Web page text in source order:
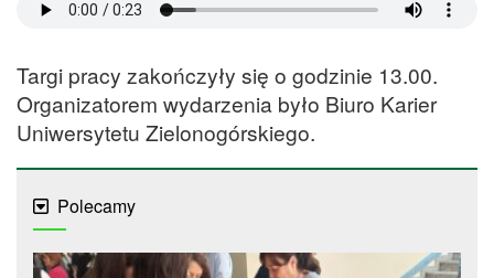
Targi pracy zakończyły się o godzinie 13.00.
Organizatorem wydarzenia było Biuro Karier
Uniwersytetu Zielonogórskiego.
Polecamy